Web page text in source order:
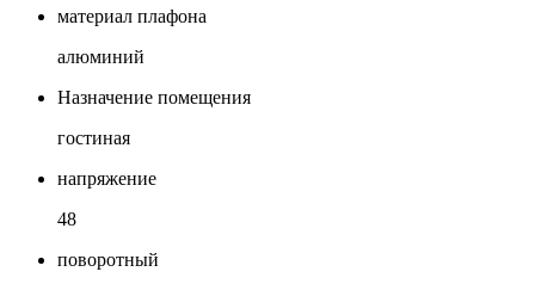
материал плафона
алюминий
Назначение помещения
гостиная
напряжение
48
поворотный